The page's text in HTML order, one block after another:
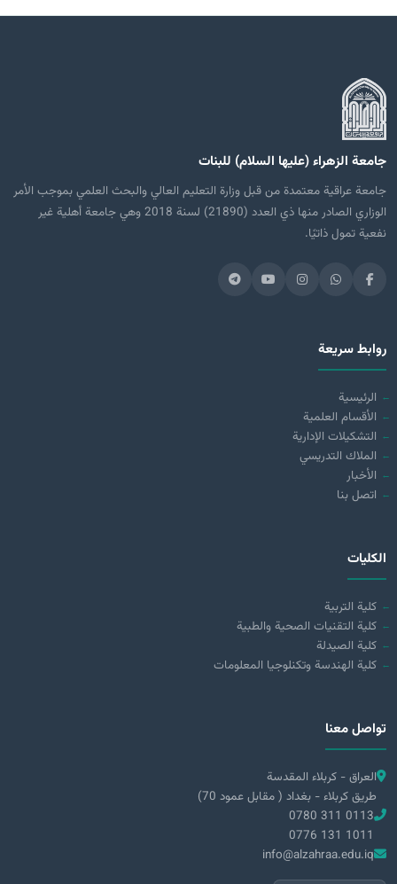
جامعة الزهراء (عليها السلام) للبنات
جامعة عراقية معتمدة من قبل وزارة التعليم العالي والبحث العلمي بموجب الأمر
الوزاري الصادر منها ذي العدد (21890) لسنة 2018 وهي جامعة أهلية غير
نفعية تمول ذاتيًا.
روابط سريعة
الرئيسية
الأقسام العلمية
التشكيلات الإدارية
الملاك التدريسي
الأخبار
اتصل بنا
الكليات
كلية التربية
كلية التقنيات الصحية والطبية
كلية الصيدلة
كلية الهندسة وتكنلوجيا المعلومات
تواصل معنا
العراق - كربلاء المقدسة
طريق كربلاء - بغداد ( مقابل عمود 70)
0780 311 0113
0776 131 1011
info@alzahraa.edu.iq